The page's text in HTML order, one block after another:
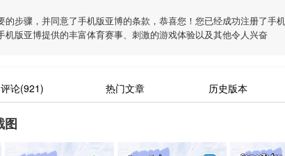
的步骤，并同意了手机版亚博的条款，恭喜您！您已经成功注册了手
机版亚博提供的丰富体育赛事、刺激的游戏体验以及其他令人兴奋
评论(921) 热门文章 历史版本
图